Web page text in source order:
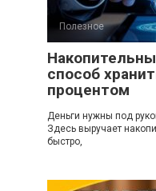
Полезное
способ
процентом
Деньги нужны под
Здесь выручает
быстро,